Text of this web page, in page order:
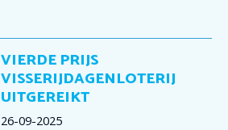
VIERDE PRIJS
VISSERIJDAGENLOTERIJ
UITGEREIKT
26-09-2025